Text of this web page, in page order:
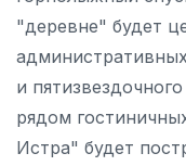
"деревне" будет
и
рядом
Истра" будет